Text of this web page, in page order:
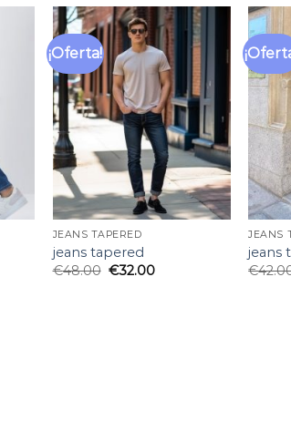
¡Oferta!
lista
de
deseos
JEANS TAPERED
jeans tapered
€48.00 €32.00
JEANS
jeans
€